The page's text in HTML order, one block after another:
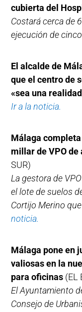
cubierta del
Costará cerca de
ejecución de
El alcalde de
que el centro de
«sea una
Ir a la noticia.
Málaga
millar de VPO
SUR)
La gestora de
el lote de suelos
Cortijo Merino
noticia.
Málaga pone en
valiosas en la
para oficinas (EL
El Ayuntamiento
Consejo de